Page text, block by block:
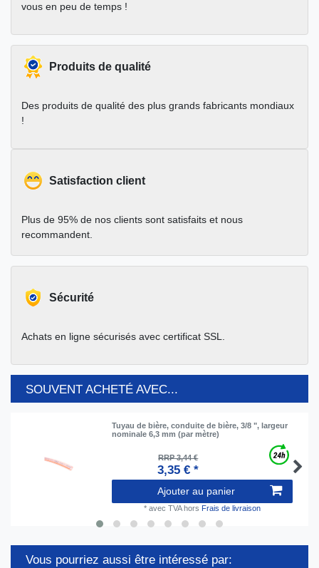
vous en peu de temps !
Produits de qualité
Des produits de qualité des plus grands fabricants mondiaux
!
Satisfaction client
Plus de 95% de nos clients sont satisfaits et nous
recommandent.
Sécurité
Achats en ligne sécurisés avec certificat SSL.
SOUVENT ACHETÉ AVEC...
Tuyau de bière, conduite de bière, 3/8 ", largeur
nominale 6,3 mm (par mètre)
RRP 3,44 €
3,35 € *
Ajouter au panier
* avec TVAhors Frais de livraison
Vous pourriez aussi être intéressé par: